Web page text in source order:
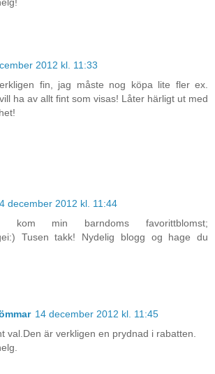
2012 kl. 11:33
fin, jag måste nog köpa lite fler ex.
ha av allt fint som visas! Låter härligt ut med
december 2012 kl. 11:44
kom min barndoms favorittblomst;
Tusen takk! Nydelig blogg og hage du
14 december 2012 kl. 11:45
val.Den är verkligen en prydnad i rabatten.